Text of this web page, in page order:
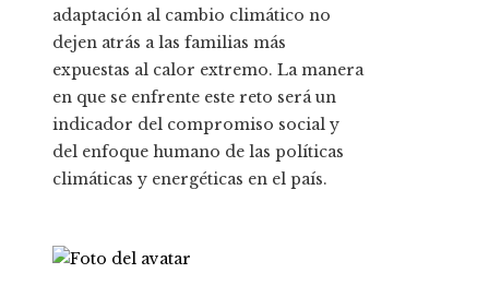
adaptación al cambio climático no
dejen atrás a las familias más
expuestas al calor extremo. La manera
en que se enfrente este reto será un
indicador del compromiso social y
del enfoque humano de las políticas
climáticas y energéticas en el país.